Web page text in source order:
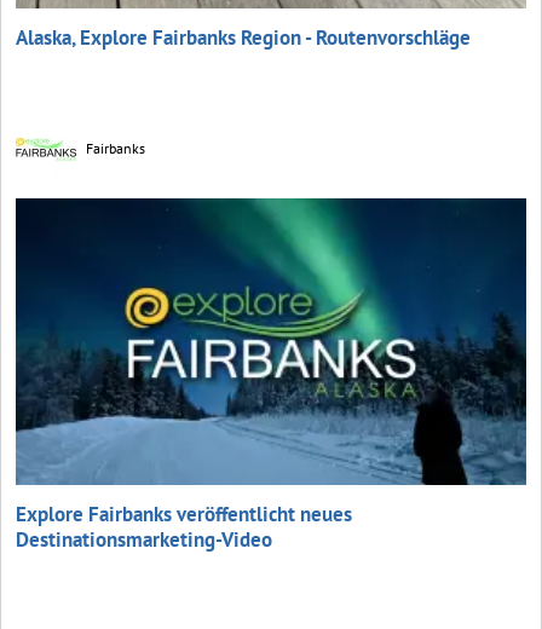
Alaska, Explore Fairbanks Region - Routenvorschläge
Fairbanks
Explore Fairbanks veröffentlicht neues
Destinationsmarketing-Video